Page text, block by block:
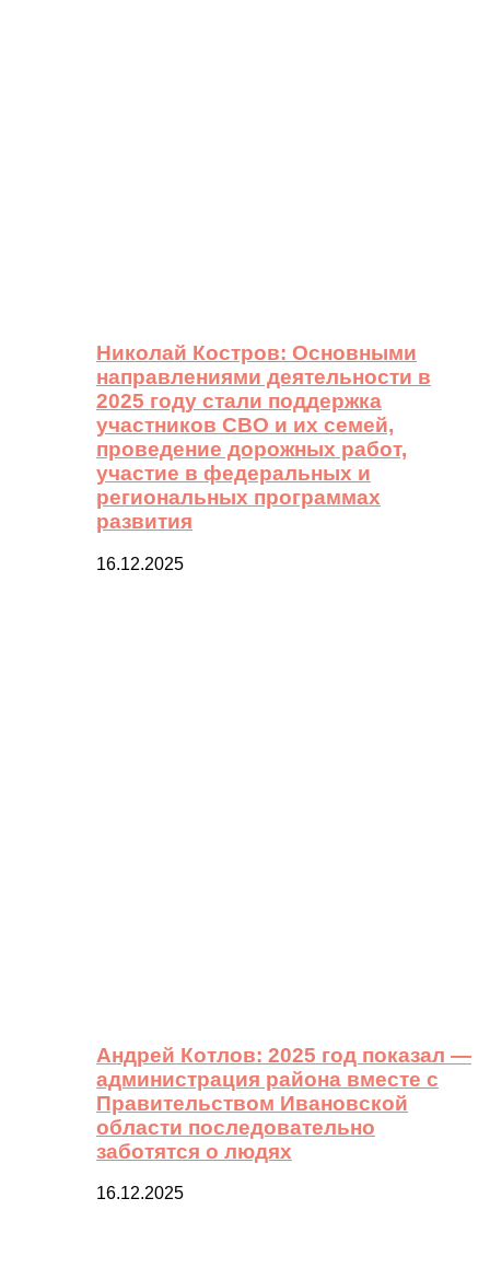
Николай Костров: Основными
направлениями деятельности в
2025 году стали поддержка
участников СВО и их семей,
проведение дорожных работ,
участие в федеральных и
региональных программах
развития
16.12.2025
Андрей Котлов: 2025 год показал —
администрация района вместе с
Правительством Ивановской
области последовательно
заботятся о людях
16.12.2025